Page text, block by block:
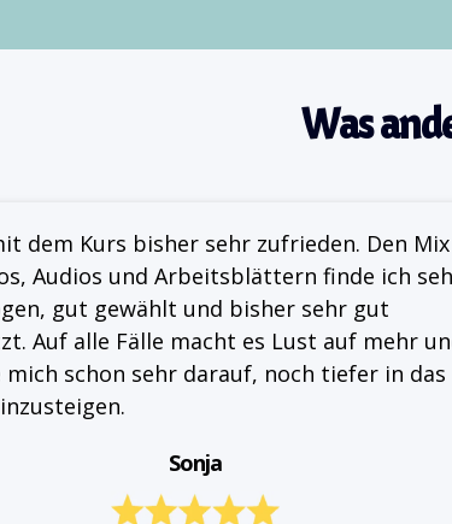
Was
dem Kurs bisher sehr zufrieden. Den Mix
Audios und Arbeitsblättern finde ich
gut gewählt und bisher sehr gut
Auf alle Fälle macht es Lust auf mehr
mich schon sehr darauf, noch tiefer in das
Sonja